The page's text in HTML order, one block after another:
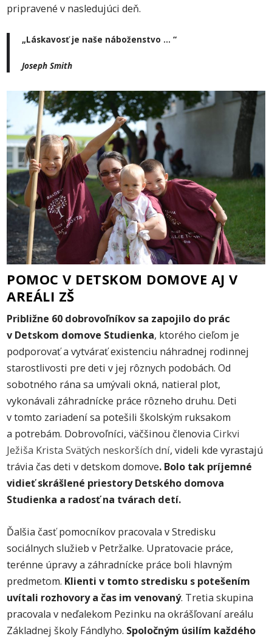
pripravené v nasledujúci deň.
„Láskavosť je naše náboženstvo … “
Joseph Smith
POMOC V DETSKOM DOMOVE AJ V
AREÁLI ZŠ
Približne 60 dobrovoľníkov sa zapojilo do prác
v Detskom domove Studienka, ktorého cieľom je
podporovať a vytvárať existenciu náhradnej rodinnej
starostlivosti pre deti v jej rôznych podobách. Od
sobotného rána sa umývali okná, natieral plot,
vykonávali záhradnícke práce rôzneho druhu. Deti
v tomto zariadení sa potešili školským ruksakom
a potrebám. Dobrovoľníci, väčšinou členoviaCirkvi
Ježiša Krista Svätých neskorších dní, videli kde vyrastajú
trávia čas deti v detskom domove. Bolo tak príjemné
vidieť skrášlené priestory Detského domova
Studienka a radosť na tvárach detí.
Ďalšia časť pomocníkov pracovala v Stredisku
sociálnych služieb v Petržalke. Upratovacie práce,
terénne úpravy a záhradnícke práce boli hlavným
predmetom. Klienti v tomto stredisku s potešením
uvítali rozhovory a čas im venovaný. Tretia skupina
pracovala v neďalekom Pezinku na okrášľovaní areálu
Základnej školy Fándlyho. Spoločným úsilím každého